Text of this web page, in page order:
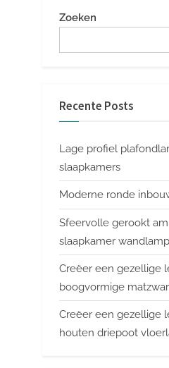
Zoeken
Recente Posts
Lage profiel
slaapkamers
Moderne ronde
Sfeervolle gerookt
slaapkamer wandlamp
Creëer een gezellige
boogvormige
Creëer een gezellige
houten driepoot